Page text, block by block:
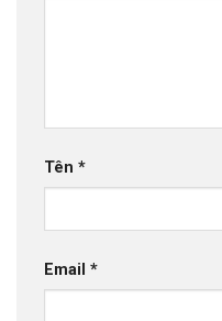
Tên *
Email *